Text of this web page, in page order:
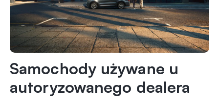
Samochody używane u
autoryzowanego dealera